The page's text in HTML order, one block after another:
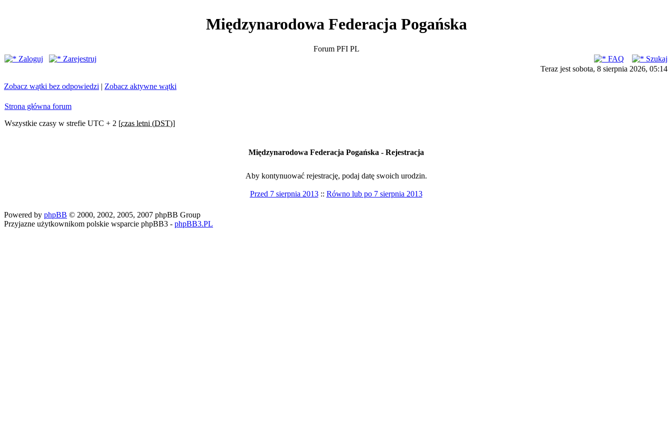
Międzynarodowa Federacja Pogańska
Forum PFI PL
Zaloguj
Zarejestruj FAQ
Szukaj
Teraz jest sobota, 8 sierpnia 2026, 05:14
Zobacz wątki bez odpowiedzi | Zobacz aktywne wątki
Strona główna forum
Wszystkie czasy w strefie UTC + 2 [czas letni (DST)]
Międzynarodowa Federacja Pogańska - Rejestracja
Aby kontynuować rejestrację, podaj datę swoich urodzin.
Przed 7 sierpnia 2013:: Równo lub po 7 sierpnia 2013
Powered by phpBB © 2000, 2002, 2005, 2007 phpBB Group
Przyjazne użytkownikom polskie wsparcie phpBB3 - phpBB3.PL